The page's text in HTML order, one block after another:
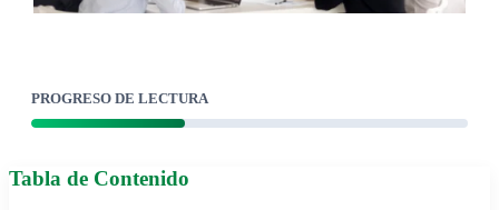
PROGRESO DE LECTURA
Tabla de Contenido